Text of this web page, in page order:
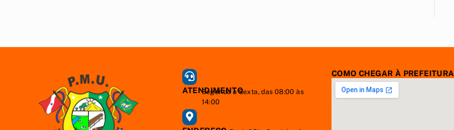
ATENDIMENTO
Segunda à Sexta, das 08:00 às
14:00
COMO CHEGAR À PREFEITURA